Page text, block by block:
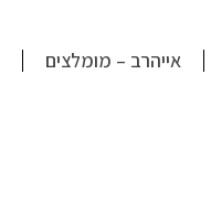
אייהרב – מומלצים